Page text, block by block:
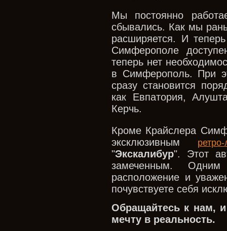
Мы постоянно
сбывались. Как мы
расширяется. И
Симферополе
теперь нет
в Симферополь. При
сразу становится
как Евпатория,
Керчь.
Кроме Крайслера
эксклюзивным
"Экскалибур". Этот
замеченным.
расположение и
почувствуете себя
Обращайтесь к нам,
мечту в реальность.